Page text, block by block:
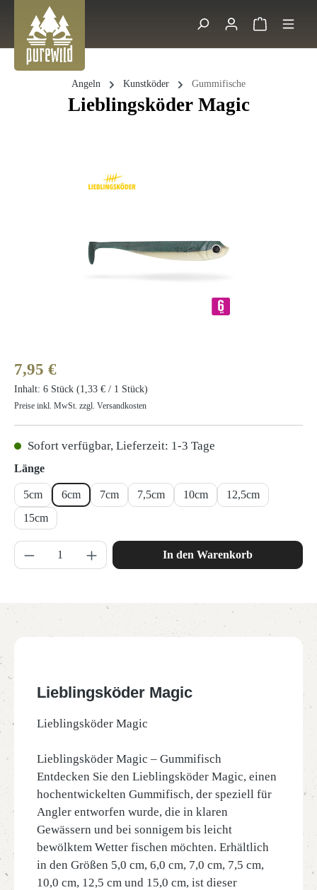
Zum Hauptinhalt springen
Suche
Angeln Kunstköder Gummifische
Lieblingsköder Magic
Regulärer Preis:
7,95 €
Inhalt: 6 Stück (1,33 € / 1 Stück)
Preise inkl. MwSt. zzgl. Versandkosten
Sofort verfügbar, Lieferzeit: 1-3 Tage
Längeauswählen
5cm 6cm 7cm 7,5cm 10cm
12,5cm
15cm
Produkt Anzahl: Gib den gewünschten Wert
In den Warenkorb
Lieblingsköder Magic
Lieblingsköder Magic
Lieblingsköder Magic – Gummifisch
Entdecken Sie den Lieblingsköder Magic, einen
hochentwickelten Gummifisch, der speziell für
Angler entworfen wurde, die in klaren
Gewässern und bei sonnigem bis leicht
bewölktem Wetter fischen möchten. Erhältlich
in den Größen 5,0 cm, 6,0 cm, 7,0 cm, 7,5 cm,
10,0 cm, 12,5 cm und 15,0 cm, ist dieser